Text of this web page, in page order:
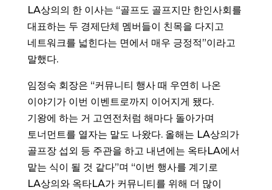
LA상의의 한 이사는 “골프도 골프지만 한인사회를
대표하는 두 경제단체 멤버들이 친목을 다지고
네트워크를 넓힌다는 면에서 매우 긍정적”이라고
말했다.
임정숙 회장은 “커뮤니티 행사 때 우연히 나온
이야기가 이번 이벤트로까지 이어지게 됐다.
기왕에 하는 거 고연전처럼 해마다 돌아가며
토너먼트를 열자는 말도 나왔다. 올해는 LA상의가
골프장 섭외 등 주관을 하고 내년에는 옥타LA에서
맡는 식이 될 것 같다”며 “이번 행사를 계기로
LA상의와 옥타LA가 커뮤니티를 위해 더 많이